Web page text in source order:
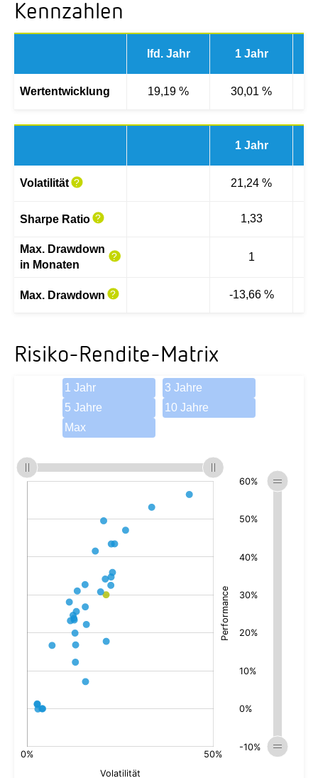
Kennzahlen
lfd. Jahr 1 Jahr
Wertentwicklung 19,19 % 30,01 %
1 Jahr
Volatilität 21,24 %
Sharpe Ratio 1,33
Max. Drawdown
in Monaten
1
Max. Drawdown -13,66 %
Risiko-Rendite-Matrix
1 Jahr
3 Jahre
5 Jahre
10 Jahre
Max